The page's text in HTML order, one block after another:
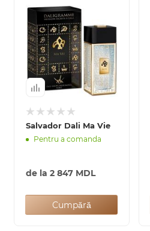
Salvador Dali Ma Vie
Pentru a comanda
de la 2 847 MDL
Cumpără